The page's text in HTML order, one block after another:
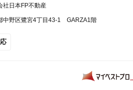
社日本FP不動産
中野区鷺宮4丁目43-1 GARZA1階